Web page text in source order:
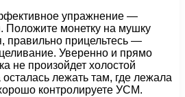
упражнение —
Положите монетку на мушку
правильно прицельтесь —
Уверенно и прямо
не произойдет холостой
лежать там, где лежала
контролируете УСМ.